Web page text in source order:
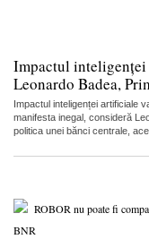
Impactul
Leonardo Badea,
Impactul inteligenței artificiale
manifesta inegal, consideră
politica unei bănci centrale,
ROBOR nu poate fi
BNR